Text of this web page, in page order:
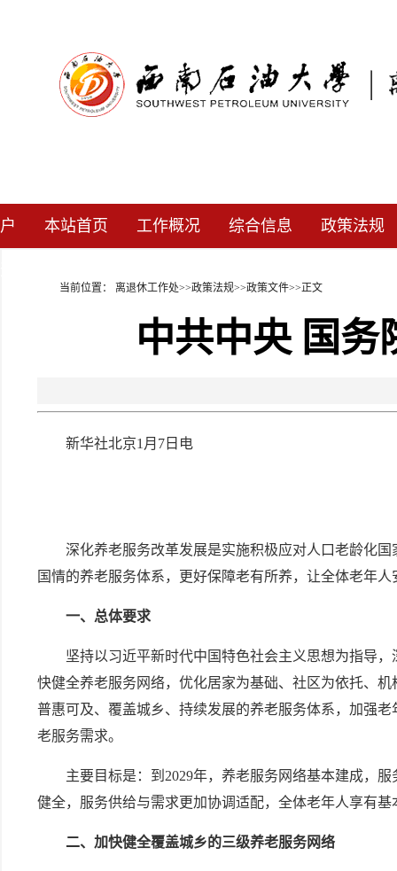
本站首页 工作概况 综合信息 政策法规
当前位置： 离退休工作处>>政策法规>>政策文件>>正文
中共中央 国务
新华社北京1月7日电
深化养老服务改革发展是实施积极应对人口老龄化
国情的养老服务体系，更好保障老有所养，让全体老年
一、总体要求
坚持以习近平新时代中国特色社会主义思想为指导
快健全养老服务网络，优化居家为基础、社区为依托、
普惠可及、覆盖城乡、持续发展的养老服务体系，加强
老服务需求。
主要目标是：到2029年，养老服务网络基本建成，
健全，服务供给与需求更加协调适配，全体老年人享有
二、加快健全覆盖城乡的三级养老服务网络